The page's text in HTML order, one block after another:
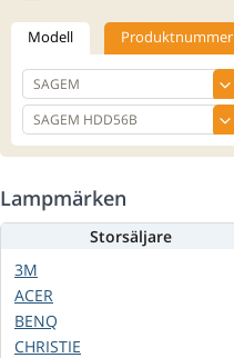
Modell Produktnummer
Lampmärken
Storsäljare
3M
ACER
BENQ
CHRISTIE